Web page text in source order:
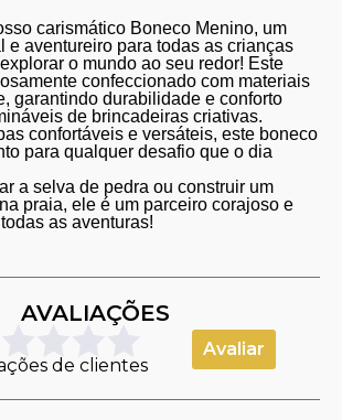
carismático Boneco Menino, um
e aventureiro para todas as crianças
o mundo ao seu redor! Este
confeccionado com materiais
garantindo durabilidade e conforto
de brincadeiras criativas.
confortáveis e versáteis, este boneco
para qualquer desafio que o dia
a selva de pedra ou construir um
praia, ele é um parceiro corajoso e
as aventuras!
AVALIAÇÕES
de clientes
Avaliar